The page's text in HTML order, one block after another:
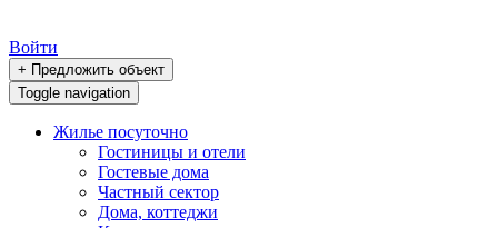
Войти
+ Предложить объект
Toggle navigation
Жилье посуточно
Гостиницы и отели
Гостевые дома
Частный сектор
Дома, коттеджи